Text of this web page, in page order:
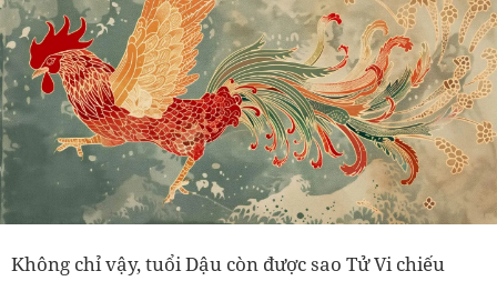
Không chỉ vậy, tuổi Dậu còn được sao Tử Vi chiếu